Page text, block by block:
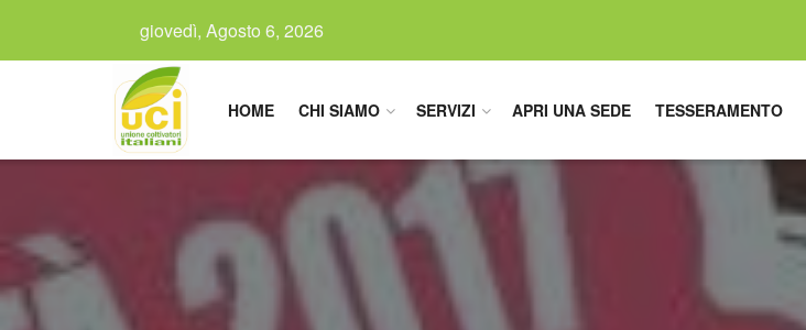
giovedì, Agosto 6, 2026
HOME CHI SIAMO SERVIZI APRI UNA SEDE TESSERAMENTO